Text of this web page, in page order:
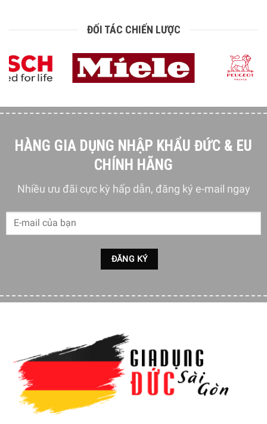
ĐỐI TÁC CHIẾN LƯỢC
HÀNG GIA DỤNG NHẬP KHẨU ĐỨC & EU
CHÍNH HÃNG
Nhiều ưu đãi cực kỳ hấp dẫn, đăng ký e-mail ngay